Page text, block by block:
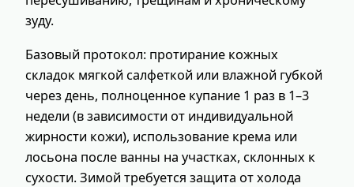
зуду.
Базовый протокол: протирание кожных
складок мягкой салфеткой или влажной губкой
через день, полноценное купание 1 раз в 1–3
недели (в зависимости от индивидуальной
жирности кожи), использование крема или
лосьона после ванны на участках, склонных к
сухости. Зимой требуется защита от холода